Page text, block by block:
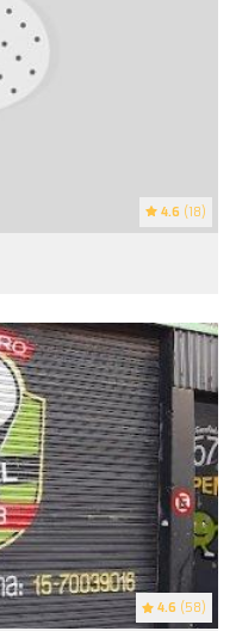
4.6 (18)
4.6 (58)